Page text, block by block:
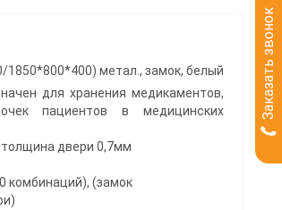
1850*800*400) метал., замок, белый
для хранения медикаментов,
пациентов в медицинских
толщина двери 0,7мм
комбинаций), (замок
Заказать звонок